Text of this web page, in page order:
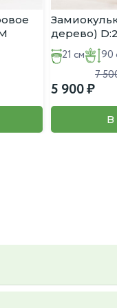
дерево)
21 см 90
5 900
7
В
так же вы